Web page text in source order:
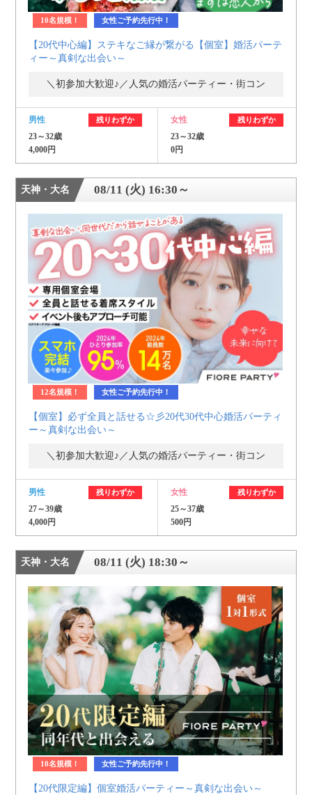
10名規模！ 女性ご予約先行中！
【20代中心編】ステキなご縁が繋がる【個室】婚活パーテ
ィー～真剣な出会い～
＼初参加大歓迎♪／人気の婚活パーティー・街コン
男性 残りわずか
23～32歳
4,000円
女性 残りわずか
23～32歳
0円
天神・大名 08/11 (火) 16:30～
12名規模！ 女性ご予約先行中！
【個室】必ず全員と話せる☆彡20代30代中心婚活パーティ
ー～真剣な出会い～
＼初参加大歓迎♪／人気の婚活パーティー・街コン
男性 残りわずか
27～39歳
4,000円
女性 残りわずか
25～37歳
500円
天神・大名 08/11 (火) 18:30～
10名規模！ 女性ご予約先行中！
【20代限定編】個室婚活パーティー～真剣な出会い～